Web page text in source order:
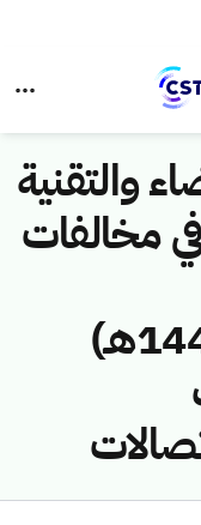
والتقنية
مخالفات
(42748415/ق/1443هـ)